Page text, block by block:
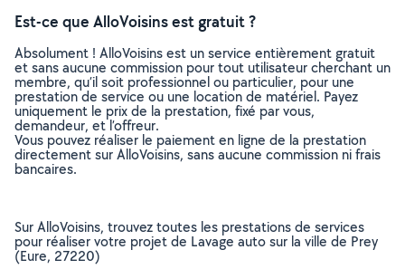
Est-ce que AlloVoisins est gratuit ?
Absolument ! AlloVoisins est un service entièrement gratuit
et sans aucune commission pour tout utilisateur cherchant un
membre, qu’il soit professionnel ou particulier, pour une
prestation de service ou une location de matériel. Payez
uniquement le prix de la prestation, fixé par vous,
demandeur, et l’offreur.
Vous pouvez réaliser le paiement en ligne de la prestation
directement sur AlloVoisins, sans aucune commission ni frais
bancaires.
Sur AlloVoisins, trouvez toutes les prestations de services
pour réaliser votre projet de Lavage auto sur la ville de Prey
(Eure, 27220)